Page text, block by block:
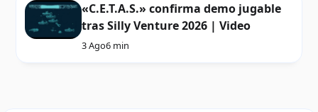
«C.E.T.A.S.» confirma demo jugable
tras Silly Venture 2026 | Video
3 Ago6 min